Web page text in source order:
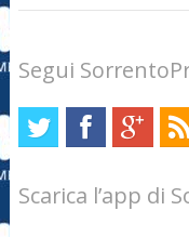
Segui
Scarica l’app di